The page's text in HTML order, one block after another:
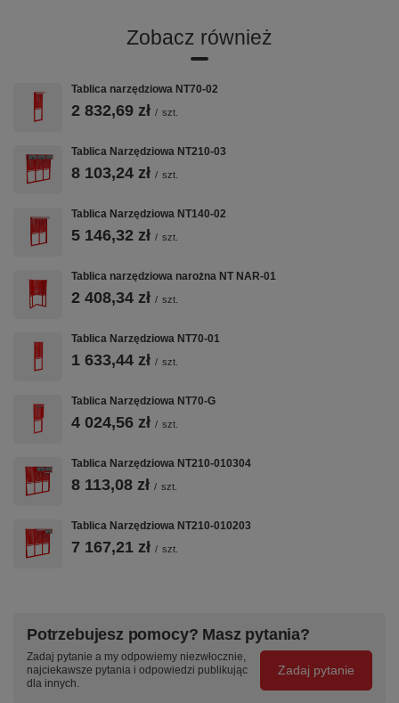
warsztatu
🏭
TITANIUM
SYSTEM
jakość i
solidność
OŚWIETLENIE
stanowiska
Specyfikacja
Seria
Producent
narożnika warsztatu
Tablice TITANIUM (NT70, NT140, NT210) to linia
premium — grubsza stal, lepsza stabilność, większy
wybór konfiguracji paneli. Seria N (N140–N223) to
Zobacz również
Tablica narzędziowa NT70-02
2 832,69 zł / szt.
Tablica Narzędziowa NT210-03
8 103,24 zł / szt.
Tablica Narzędziowa NT140-02
5 146,32 zł / szt.
Tablica narzędziowa narożna NT NAR-01
2 408,34 zł / szt.
Tablica Narzędziowa NT70-01
1 633,44 zł / szt.
Tablica Narzędziowa NT70-G
4 024,56 zł / szt.
Tablica Narzędziowa NT210-010304
8 113,08 zł / szt.
Tablica Narzędziowa NT210-010203
7 167,21 zł / szt.
Potrzebujesz pomocy? Masz pytania?
Zadaj pytanie a my odpowiemy niezwłocznie,
najciekawsze pytania i odpowiedzi publikując
dla innych.
Zadaj pytanie